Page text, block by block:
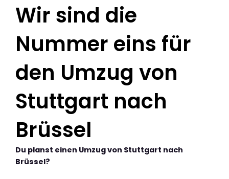
Wir sind die
Nummer eins für
den Umzug von
Stuttgart nach
Brüssel
Du planst einen Umzug von Stuttgart nach
Brüssel?